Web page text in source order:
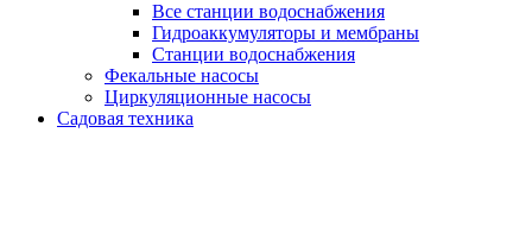
Все станции водоснабжения
Гидроаккумуляторы и мембраны
Станции водоснабжения
Фекальные насосы
Циркуляционные насосы
Садовая техника